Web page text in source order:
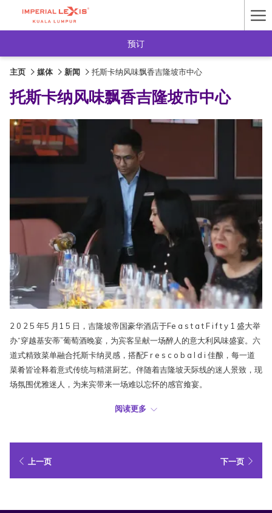
预订
主页 媒体 新闻 托斯卡纳风味飘香吉隆坡市中心
托斯卡纳风味飘香吉隆坡市中心
2 0 2 5 年5 月1 5 日，吉隆坡帝国豪华酒店于Fe a s t a t F i f t y 1 盛大举
办“穿越基安蒂”葡萄酒晚宴，为宾客呈献一场醉人的意大利风味盛宴。六
道式精致菜单融合托斯卡纳灵感，搭配F r e s c o b a l d i 佳酿，每一道
菜肴皆诠释着意式传统与精湛厨艺。伴随着吉隆坡天际线的迷人景致，现
场氛围优雅迷人，为来宾带来一场难以忘怀的感官飨宴。
阅读更多
上一页 下一页